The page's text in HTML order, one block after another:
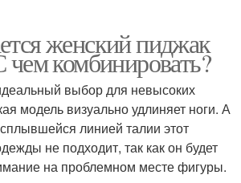
женский пиджак
чем комбинировать?
выбор для невысоких
модель визуально удлиняет ноги. А
линией талии этот
не подходит, так как он будет
на проблемном месте фигуры.